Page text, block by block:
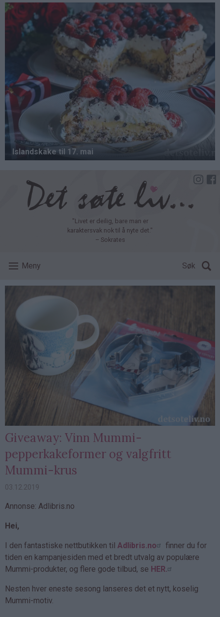
Hopp
hovedinnhold
"Livet er deilig, bare man er
karaktersvak nok til å nyte det."
– Sokrates
Meny Søk
Giveaway: Vinn Mummi-
pepperkakeformer og valgfritt
Mummi-krus
03.12.2019
Annonse: Adlibris.no
Hei,
I den fantastiske nettbutikken til Adlibris.no
finner du for
tiden en kampanjesiden med et bredt utvalg av populære
Mummi-produkter, og flere gode tilbud, se HER.
Nesten hver eneste sesong lanseres det et nytt, koselig
Mummi-motiv.